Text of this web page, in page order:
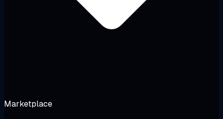
Marketplace